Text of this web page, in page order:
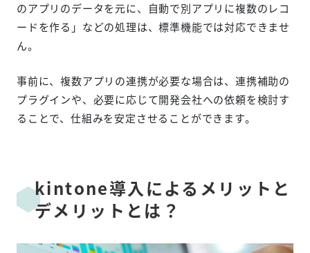
のアプリのデータを元に、自動で別アプリに複数のレコ
ードを作る」などの処理は、標準機能では対応できませ
ん。
事前に、複数アプリの連携が必要な場合は、連携補助の
プラグインや、必要に応じて開発会社への依頼を検討す
ることで、仕組みを安定させることができます。
kintone導入によるメリットと
デメリットとは？